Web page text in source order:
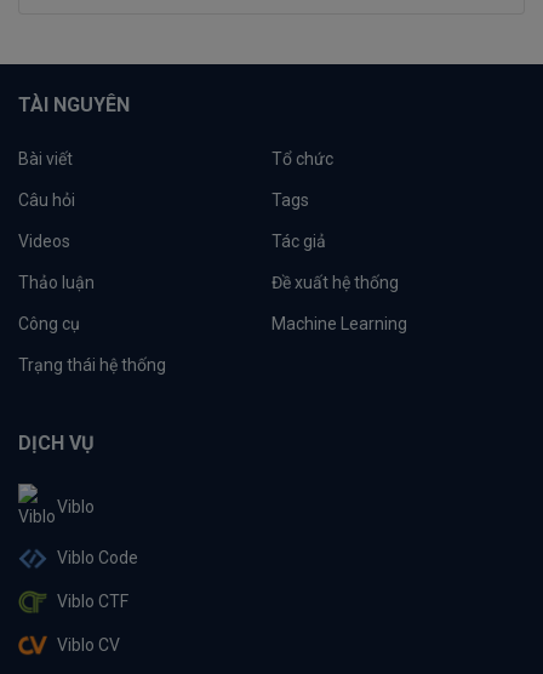
TÀI NGUYÊN
Bài viết Tổ chức
Câu hỏi Tags
Videos Tác giả
Thảo luận Đề xuất hệ thống
Công cụ Machine Learning
Trạng thái hệ thống
DỊCH VỤ
Viblo
Viblo Code
Viblo CTF
Viblo CV